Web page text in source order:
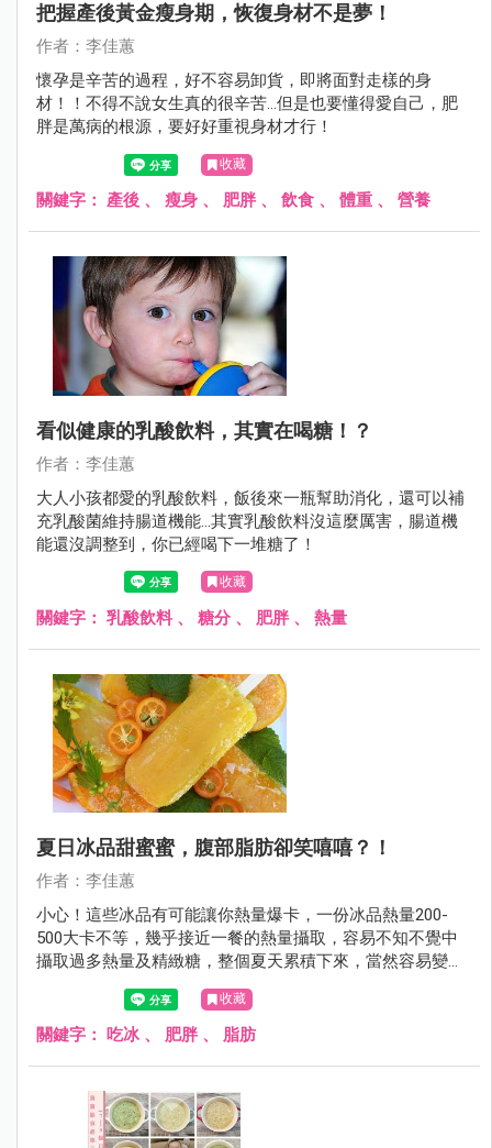
把握產後黃金瘦身期，恢復身材不是夢！
作者：李佳蕙
懷孕是辛苦的過程，好不容易卸貨，即將面對走樣的身
材！！不得不說女生真的很辛苦…但是也要懂得愛自己，肥
胖是萬病的根源，要好好重視身材才行！
收藏
關鍵字： 產後 、 瘦身 、 肥胖、 飲食 、 體重 、 營養
看似健康的乳酸飲料，其實在喝糖！？
作者：李佳蕙
大人小孩都愛的乳酸飲料，飯後來一瓶幫助消化，還可以補
充乳酸菌維持腸道機能…其實乳酸飲料沒這麼厲害，腸道機
能還沒調整到，你已經喝下一堆糖了！
收藏
關鍵字： 乳酸飲料 、 糖分 、 肥胖、 熱量
夏日冰品甜蜜蜜，腹部脂肪卻笑嘻嘻？！
作者：李佳蕙
小心！這些冰品有可能讓你熱量爆卡，一份冰品熱量200-
500大卡不等，幾乎接近一餐的熱量攝取，容易不知不覺中
攝取過多熱量及精緻糖，整個夏天累積下來，當然容易變
收藏
關鍵字： 吃冰 、 肥胖、 脂肪